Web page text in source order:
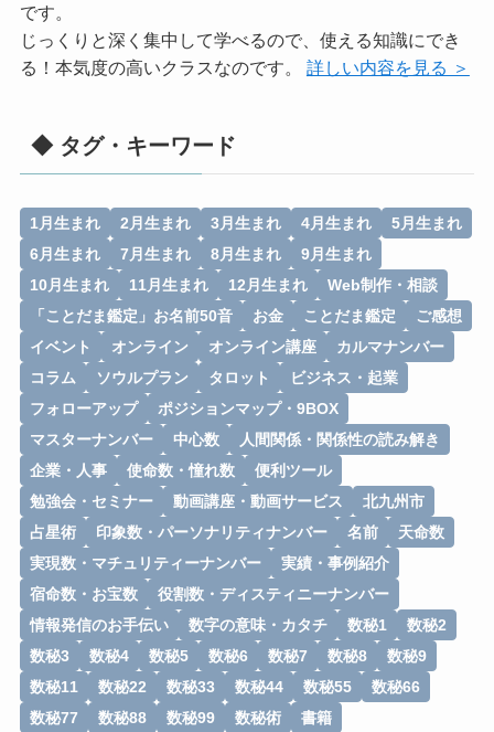
です。
じっくりと深く集中して学べるので、使える知識にでき
る！本気度の高いクラスなのです。 詳しい内容を見る ＞
◆ タグ・キーワード
1月生まれ 2月生まれ 3月生まれ 4月生まれ
5月生まれ
6月生まれ
7月生まれ 8月生まれ
9月生まれ
10月生まれ
11月生まれ 12月生まれ
Web制作・相談
「ことだま鑑定」お名前50音
お金 ことだま鑑定
ご感想
イベント
オンライン オンライン講座
カルマナンバー
コラム
ソウルプラン タロット
ビジネス・起業
フォローアップ
ポジションマップ・9BOX
マスターナンバー
中心数
人間関係・関係性の読み解き
企業・人事
使命数・憧れ数
便利ツール
勉強会・セミナー
動画講座・動画サービス
北九州市
占星術
印象数・パーソナリティナンバー 名前
天命数
実現数・マチュリティーナンバー
実績・事例紹介
宿命数・お宝数
役割数・ディスティニーナンバー
情報発信のお手伝い
数字の意味・カタチ 数秘1
数秘2
数秘3
数秘4 数秘5 数秘6 数秘7 数秘8
数秘9
数秘11
数秘22 数秘33 数秘44 数秘55
数秘66
数秘77
数秘88 数秘99 数秘術 書籍